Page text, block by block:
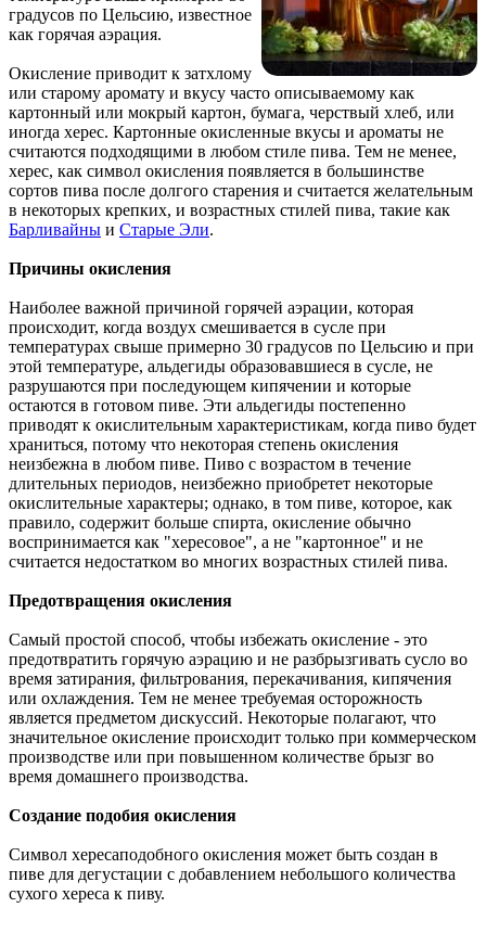
градусов по Цельсию, известное
как горячая аэрация.
Окисление приводит к затхлому
или старому аромату и вкусу часто описываемому как
картонный или мокрый картон, бумага, черствый хлеб, или
иногда херес. Картонные окисленные вкусы и ароматы не
считаются подходящими в любом стиле пива. Тем не менее,
херес, как символ окисления появляется в большинстве
сортов пива после долгого старения и считается желательным
в некоторых крепких, и возрастных стилей пива, такие как
Барливайны и Старые Эли.
Причины окисления
Наиболее важной причиной горячей аэрации, которая
происходит, когда воздух смешивается в сусле при
температурах свыше примерно 30 градусов по Цельсию и при
этой температуре, альдегиды образовавшиеся в сусле, не
разрушаются при последующем кипячении и которые
остаются в готовом пиве. Эти альдегиды постепенно
приводят к окислительным характеристикам, когда пиво будет
храниться, потому что некоторая степень окисления
неизбежна в любом пиве. Пиво с возрастом в течение
длительных периодов, неизбежно приобретет некоторые
окислительные характеры; однако, в том пиве, которое, как
правило, содержит больше спирта, окисление обычно
воспринимается как "хересовое", а не "картонное" и не
считается недостатком во многих возрастных стилей пива.
Предотвращения окисления
Самый простой способ, чтобы избежать окисление - это
предотвратить горячую аэрацию и не разбрызгивать сусло во
время затирания, фильтрования, перекачивания, кипячения
или охлаждения. Тем не менее требуемая осторожность
является предметом дискуссий. Некоторые полагают, что
значительное окисление происходит только при коммерческом
производстве или при повышенном количестве брызг во
время домашнего производства.
Создание подобия окисления
Символ хересаподобного окисления может быть создан в
пиве для дегустации с добавлением небольшого количества
сухого хереса к пиву.